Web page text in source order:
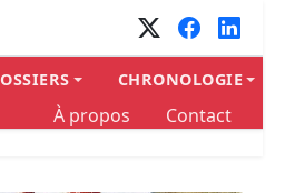
CHRONOLOGIE
À propos Contact